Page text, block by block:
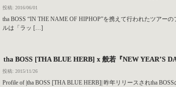
投稿: 2016/06/01
tha BOSS “IN THE NAME OF HIPHOP”を携えて行われたツアー
ルは「ラッ […]
tha BOSS [THA BLUE HERB] x 般若『NEW YEAR’S
投稿: 2015/11/26
Profile of |tha BOSS [THA BLUE HERB]| 昨年リリースされtha